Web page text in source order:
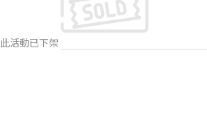
此活動已下架